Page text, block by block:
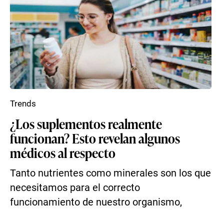
¿Los suplementos realmente
funcionan? Esto revelan algunos
médicos al respecto
Tanto nutrientes como minerales son los que
necesitamos para el correcto
funcionamiento de nuestro organismo,
Trends